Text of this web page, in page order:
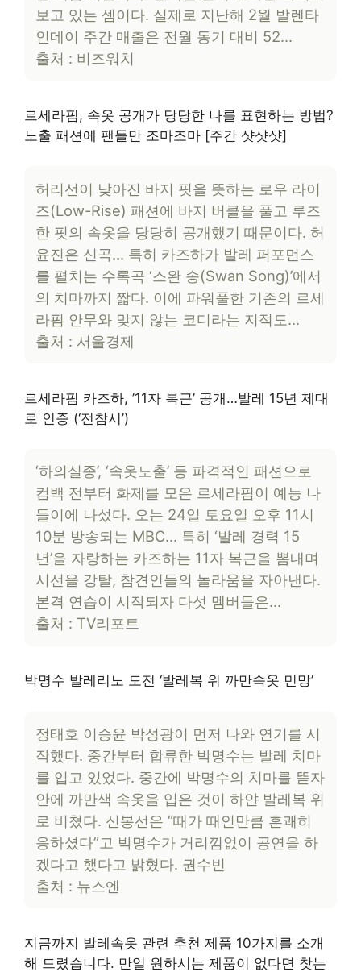
보고 있는 셈이다. 실제로 지난해 2월 발렌타
인데이 주간 매출은 전월 동기 대비 52…
출처 : 비즈워치
르세라핌, 속옷 공개가 당당한 나를 표현하는 방법?
노출 패션에 팬들만 조마조마 [주간 샷샷샷]
허리선이 낮아진 바지 핏을 뜻하는 로우 라이
즈(Low-Rise) 패션에 바지 버클을 풀고 루즈
한 핏의 속옷을 당당히 공개했기 때문이다. 허
윤진은 신곡… 특히 카즈하가 발레 퍼포먼스
를 펼치는 수록곡 ‘스완 송(Swan Song)’에서
의 치마까지 짧다. 이에 파워풀한 기존의 르세
라핌 안무와 맞지 않는 코디라는 지적도…
출처 : 서울경제
르세라핌 카즈하, ’11자 복근’ 공개…발레 15년 제대
로 인증 (‘전참시’)
‘하의실종’, ‘속옷노출’ 등 파격적인 패션으로
컴백 전부터 화제를 모은 르세라핌이 예능 나
들이에 나섰다. 오는 24일 토요일 오후 11시
10분 방송되는 MBC… 특히 ‘발레 경력 15
년’을 자랑하는 카즈하는 11자 복근을 뽐내며
시선을 강탈, 참견인들의 놀라움을 자아낸다.
본격 연습이 시작되자 다섯 멤버들은…
출처 : TV리포트
박명수 발레리노 도전 ‘발레복 위 까만속옷 민망’
정태호 이승윤 박성광이 먼저 나와 연기를 시
작했다. 중간부터 합류한 박명수는 발레 치마
를 입고 있었다. 중간에 박명수의 치마를 뜯자
안에 까만색 속옷을 입은 것이 하얀 발레복 위
로 비쳤다. 신봉선은 “때가 때인만큼 흔쾌히
응하셨다”고 박명수가 거리낌없이 공연을 하
겠다고 했다고 밝혔다. 권수빈
출처 : 뉴스엔
지금까지 발레속옷 관련 추천 제품 10가지를 소개
해 드렸습니다. 만일 원하시는 제품이 없다면 찾는